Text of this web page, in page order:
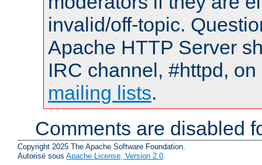
invalid/off-topic.
Apache HTTP Server
IRC channel, #httpd,
mailing lists.
Comments are disabled
Copyright 2025 The Apache Software Foundation.
Autorisé sous Apache License, Version 2.0.